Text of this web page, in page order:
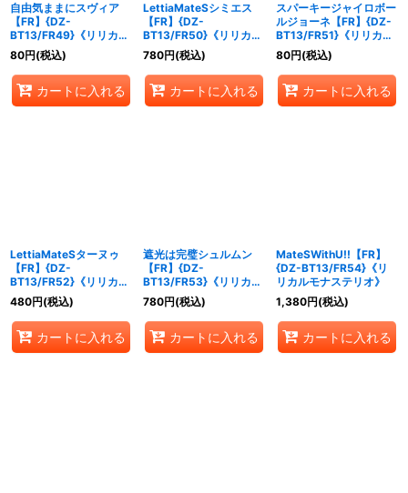
自由気ままにスヴィア
【FR】{DZ-
BT13/FR49}《リリカル
モナステリオ》
80円(税込)
カートに入れる
LettiaMateSシミエス
【FR】{DZ-
BT13/FR50}《リリカル
モナステリオ》
780円(税込)
カートに入れる
スパーキージャイロボー
ルジョーネ【FR】{DZ-
BT13/FR51}《リリカル
モナステリオ》
80円(税込)
カートに入れる
LettiaMateSターヌゥ
【FR】{DZ-
BT13/FR52}《リリカル
モナステリオ》
480円(税込)
カートに入れる
遮光は完璧シュルムン
【FR】{DZ-
BT13/FR53}《リリカル
モナステリオ》
780円(税込)
カートに入れる
MateSWithU!!【FR】
{DZ-BT13/FR54}《リ
リカルモナステリオ》
1,380円(税込)
カートに入れる